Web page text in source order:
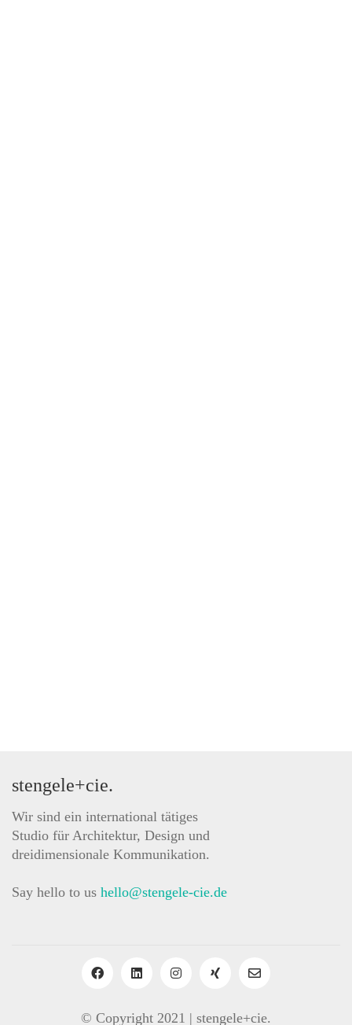
stengele+cie.
Wir sind ein international tätiges
Studio für Architektur, Design und
dreidimensionale Kommunikation.
Say hello to us hello@stengele-cie.de
© Copyright 2021 | stengele+cie.